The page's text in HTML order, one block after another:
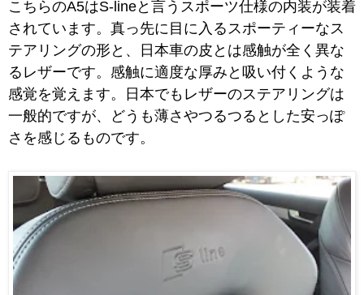
こちらのA5はS-lineと言うスポーツ仕様の内装が装着
されています。真っ先に目に入るスポーティーなス
テアリングの形と、日本車の皮とは感触が全く異な
るレザーです。感触に適度な厚みと吸い付くような
感覚を覚えます。日本でもレザーのステアリングは
一般的ですが、どうも薄さやつるつるとした安っぽ
さを感じるものです。